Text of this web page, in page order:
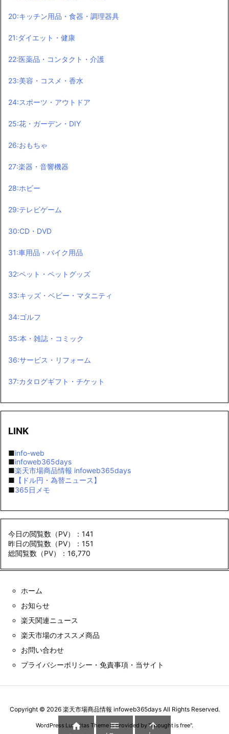
20:キッチン用品・食器・調理器具
21:ダイエット・健康
22:医薬品・コンタクト・介護
23:美容・コスメ・香水
24:スポーツ・アウトドア
25:花・ガーデン・DIY
26:おもちゃ
27:楽器・音響機器
28:ホビー
29:テレビゲーム
30:CD・DVD
31:車用品・バイク用品
32:ペット・ペットグッズ
33:キッズ・ベビー・マタニティ
34:ゴルフ
35:本・雑誌・コミック
36:サービス・リフォーム
37:カタログギフト・チケット
LINK
■info-web
■infoweb365days
■楽天市場商品情報 infoweb365days
■ 【ドル円・為替ニュース】
■365日メモ
今日の閲覧数（PV）：141
昨日の閲覧数（PV）：151
総閲覧数（PV）：16,770
ホーム
お知らせ
楽天関連ニュース
楽天市場のオススメ商品
お問い合わせ
プライバシーポリシー・免責事項・当サイト
Copyright © 2026 楽天市場商品情報 infoweb365daysAll Rights Reserved.
WordPress Luxeritas Theme is provided by "Thought is free".
  